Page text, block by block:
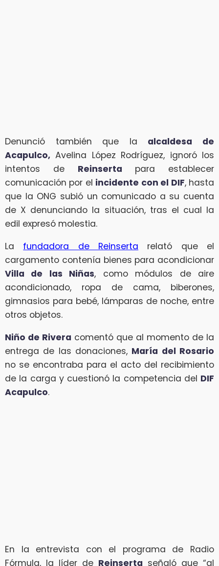
Denunció también que la alcaldesa de
Acapulco, Avelina López Rodríguez, ignoró los
intentos de Reinserta para establecer
comunicación por el incidente con el DIF, hasta
que la ONG subió un comunicado a su cuenta
de X denunciando la situación, tras el cual la
edil expresó molestia.
La fundadora de Reinserta relató que el
cargamento contenía bienes para acondicionar
Villa de las Niñas, como módulos de aire
acondicionado, ropa de cama, biberones,
gimnasios para bebé, lámparas de noche, entre
otros objetos.
Niño de Rivera comentó que al momento de la
entrega de las donaciones, María del Rosario
no se encontraba para el acto del recibimiento
de la carga y cuestionó la competencia del DIF
Acapulco.
En la entrevista con el programa de Radio
Fórmula, la líder de Reinserta señaló que “al